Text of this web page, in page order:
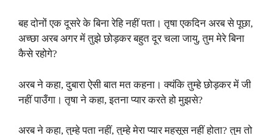
बह दोनों एक दूसरे के बिना रेहि नहीं पता। तृषा एकदिन अरब से पूछा,
अच्छा अरब अगर में तुझे छोड़कर बहुत दूर चला जायु, तुम मेरे बिना
कैसे रहोगे?
अरब ने कहा, दुबारा ऐसी बात मत कहना। क्यंकि तुम्हे छोड़कर में जी
नहीं पाउँगा। तृषा ने कहा, इतना प्यार करते हो मुझसे?
अरब ने कहा, तुम्हे पता नहीं, तुम्हे मेरा प्यार महसूस नहीं होता? तुम तो